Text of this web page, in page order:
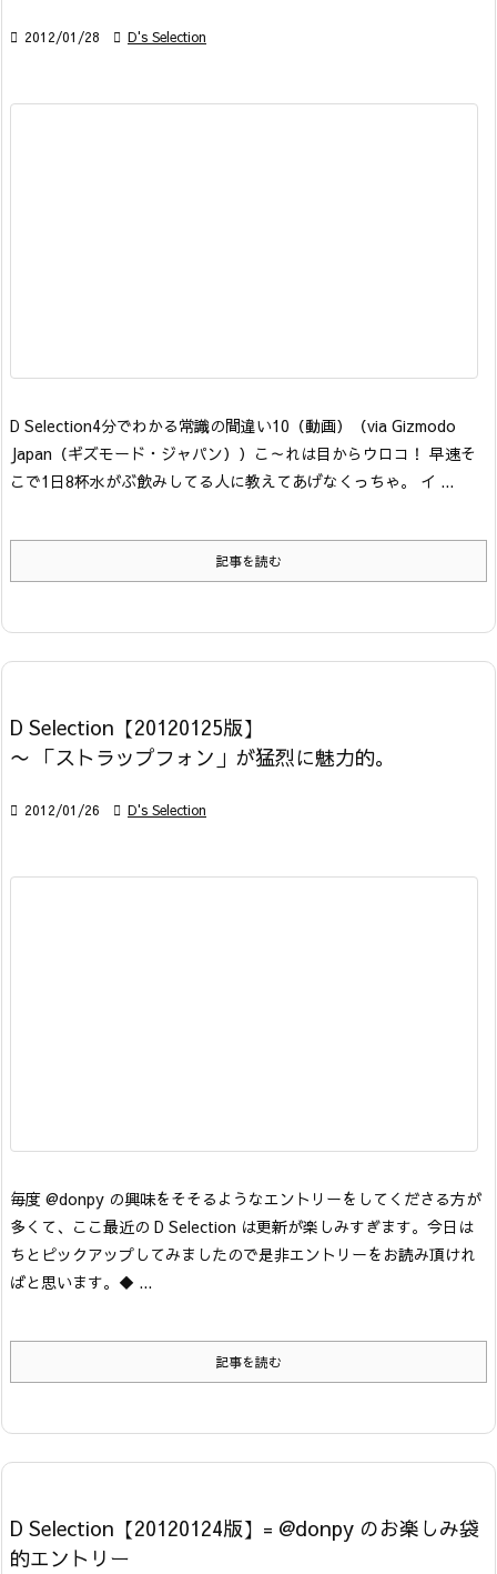
 2012/01/28  D's Selection
D Selection4分でわかる常識の間違い10（動画）
（via Gizmodo
Japan（ギズモード・ジャパン）） こ～れは目からウロコ！ 早速そ
こで1日8杯水がぶ飲みしてる人に教えてあげなくっちゃ。 イ ...
記事を読む
D Selection【20120125版】
〜 「ストラップフォン」が猛烈に魅力的。
 2012/01/26  D's Selection
毎度 @donpy の興味をそそるようなエントリーをしてくださる方が
多くて、ここ最近の D Selection は更新が楽しみすぎます。今日は
ちとピックアップしてみましたので是非エントリーをお読み頂けれ
ばと思います。 ◆ ...
記事を読む
D Selection【20120124版】= @donpy のお楽しみ袋
的エントリー